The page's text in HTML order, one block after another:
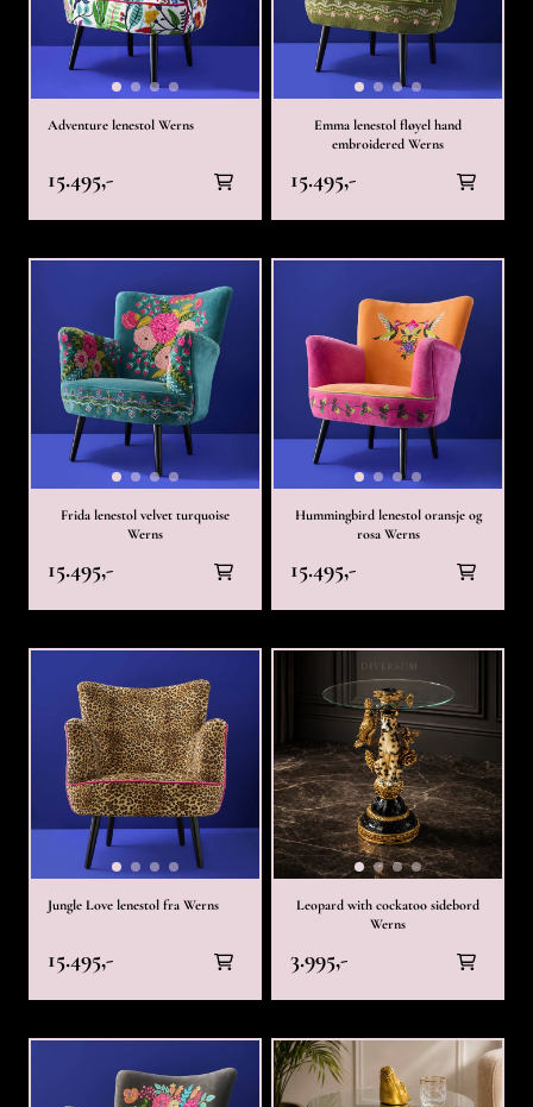
Adventure lenestol Werns
15.495,-
Emma lenestol fløyel hand
embroidered Werns
15.495,-
Frida lenestol velvet turquoise
Werns
15.495,-
Hummingbird lenestol oransje og
rosa Werns
15.495,-
Jungle Love lenestol fra Werns
15.495,-
Leopard with cockatoo sidebord
Werns
3.995,-